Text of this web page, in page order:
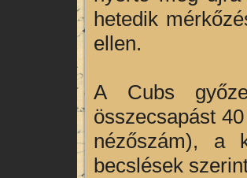
hetedik
ellen.
A Cubs
összecsapást
nézőszám), a
becslések